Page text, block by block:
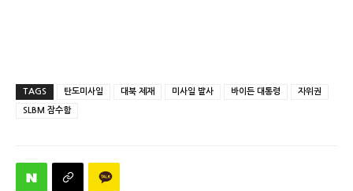
TAGS 탄도미사일 대북 제재 미사일 발사 바이든 대통령 자위권
SLBM 잠수함